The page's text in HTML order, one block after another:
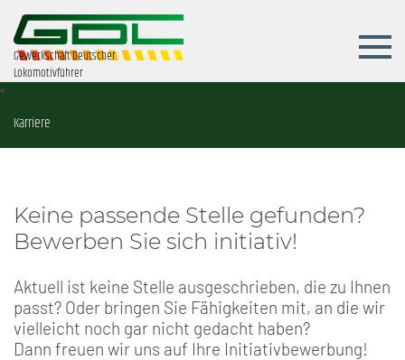
Gewerkschaft Deutscher
Lokomotivführer
Karriere
Keine passende Stelle gefunden?
Bewerben Sie sich initiativ!
Aktuell ist keine Stelle ausgeschrieben, die zu Ihnen
passt? Oder bringen Sie Fähigkeiten mit, an die wir
vielleicht noch gar nicht gedacht haben?
Dann freuen wir uns auf Ihre Initiativbewerbung!